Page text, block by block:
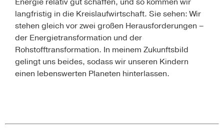
langfristig in die Kreislaufwirtschaft. Sie sehen: Wir
stehen gleich vor zwei großen Herausforderungen –
der Energietransformation und der
Rohstofftransformation. In meinem Zukunftsbild
gelingt uns beides, sodass wir unseren Kindern
einen lebenswerten Planeten hinterlassen.